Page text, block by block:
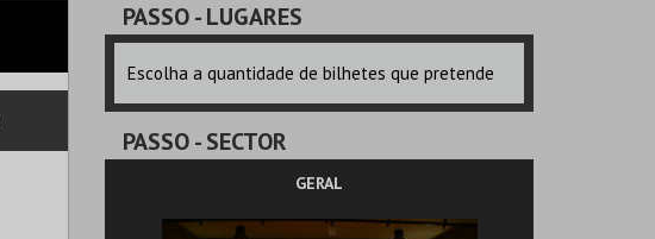
SALA
PASSO- LUGARES
Escolha a quantidade de bilhetes que pretende
PASSO- SECTOR
GERAL